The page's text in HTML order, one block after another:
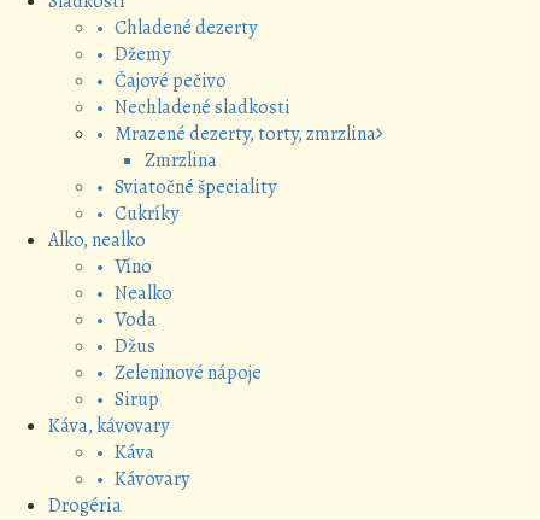
• Chladené dezerty
• Džemy
• Čajové pečivo
• Nechladené sladkosti
• Mrazené dezerty, torty, zmrzlina
Zmrzlina
• Sviatočné špeciality
• Cukríky
Alko, nealko
• Víno
• Nealko
• Voda
• Džus
• Zeleninové nápoje
• Sirup
Káva, kávovary
• Káva
• Kávovary
Drogéria